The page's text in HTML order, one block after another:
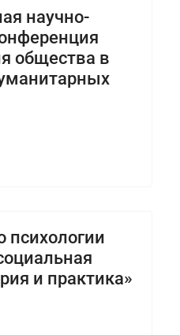
научно-
общества в
психологии
и практика»